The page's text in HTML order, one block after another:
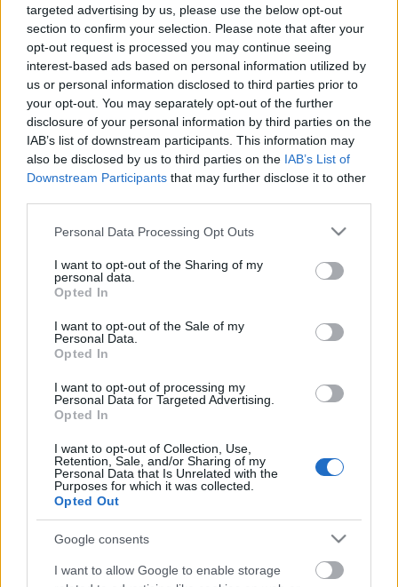
targeted advertising by us, please use the below opt-out
section to confirm your selection. Please note that after your
opt-out request is processed you may continue seeing
interest-based ads based on personal information utilized by
us or personal information disclosed to third parties prior to
your opt-out. You may separately opt-out of the further
disclosure of your personal information by third parties on the
IAB’s list of downstream participants. This information may
also be disclosed by us to third parties on the IAB’s List of
Downstream Participants that may further disclose it to other
Please note that this website/app uses one or more Google
not limited to your visit or usage behaviour. You may click to
grant or deny consent to Google and its third-party tags to
use your data for below specified purposes in below Google
consent section.
Personal Data Processing Opt Outs
I want to opt-out of the Sharing of my
personal data.
Opted In
I want to opt-out of the Sale of my
Personal Data.
Opted In
I want to opt-out of processing my
Personal Data for Targeted Advertising.
Opted In
I want to opt-out of Collection, Use,
Retention, Sale, and/or Sharing of my
Personal Data that Is Unrelated with the
Purposes for which it was collected.
Opted Out
Google consents
I want to allow Google to enable storage
Megpróbálom amúltkorinálegyszerűbben,
érthetőbben és rövidebben (nehéz lesz) megmutatni,
mi bajom szokott lenni az „Öt gyárat zárat be az ...
A tiszta magyarság, avagy
don B•2012. november 13.
Némelyek tehát ama csínatlan nyelvnél maradnak
meg, melyet dajkáiktúl tanúltanak; némelyek saját
tetszések szerint tesznek nyelvünkben ...
Ellen nem őrzött igekötők
2012. november 10.
ellenőriztette"
Volt nekem egy isteni magyar-tanaram', aki az ilyeneket
halkan, kedves, elnéző mosollyal, de kissé okítóan feddő
Ádám s Éva szentek vótak
don B•2012. április 10.
Tisztelt Szerkesztő Úr,